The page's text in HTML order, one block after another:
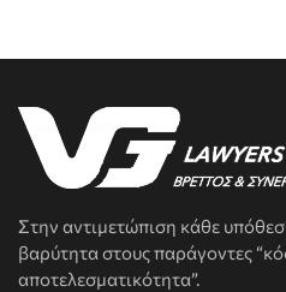
Στην αντιμετώπιση κάθε
βαρύτητα στους παράγοντες
αποτελεσματικότητα”.